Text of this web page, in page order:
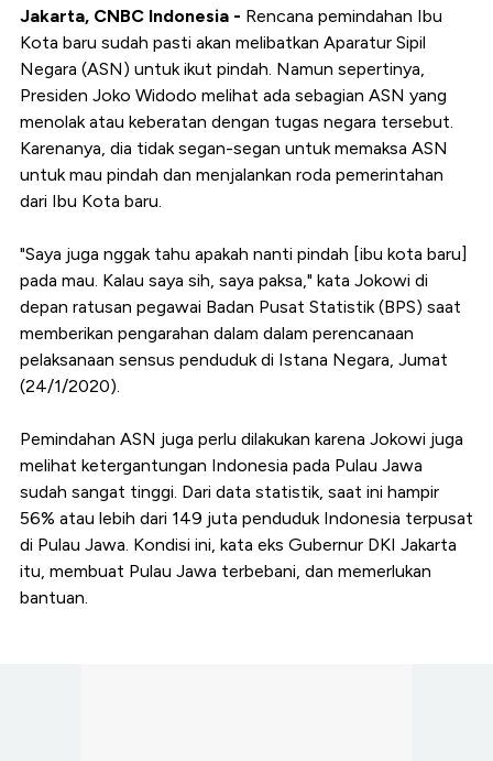
Jakarta, CNBC Indonesia - Rencana pemindahan Ibu
Kota baru sudah pasti akan melibatkan Aparatur Sipil
Negara (ASN) untuk ikut pindah. Namun sepertinya,
Presiden Joko Widodo melihat ada sebagian ASN yang
menolak atau keberatan dengan tugas negara tersebut.
Karenanya, dia tidak segan-segan untuk memaksa ASN
untuk mau pindah dan menjalankan roda pemerintahan
dari Ibu Kota baru.
"Saya juga nggak tahu apakah nanti pindah [ibu kota baru]
pada mau. Kalau saya sih, saya paksa," kata Jokowi di
depan ratusan pegawai Badan Pusat Statistik (BPS) saat
memberikan pengarahan dalam dalam perencanaan
pelaksanaan sensus penduduk di Istana Negara, Jumat
(24/1/2020).
Pemindahan ASN juga perlu dilakukan karena Jokowi juga
melihat ketergantungan Indonesia pada Pulau Jawa
sudah sangat tinggi. Dari data statistik, saat ini hampir
56% atau lebih dari 149 juta penduduk Indonesia terpusat
di Pulau Jawa. Kondisi ini, kata eks Gubernur DKI Jakarta
itu, membuat Pulau Jawa terbebani, dan memerlukan
bantuan.